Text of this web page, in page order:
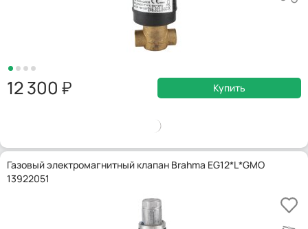
12 300 Купить
Газовый электромагнитный клапан Brahma EG12*L*GMO
13922051